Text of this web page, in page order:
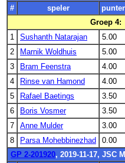
#
speler
Groep 4:
1
Sushanth Natarajan 5.00
2
Marnik Woldhuis 5.00
3
Bram Feenstra 4.00
4
Rinse van Hamond 4.00
5
Rafael Baetings 3.50
6
Boris Vosmer 3.50
7
Anne Mulder 3.00
8
Parsa Mohebbinezhad 0.00
GP 2-201920, 2019-11-17, JSC